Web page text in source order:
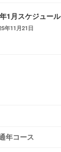
1月スケジュール
年11月21日
年コース